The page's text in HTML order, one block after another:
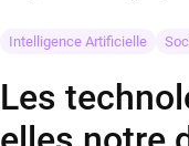
Intelligence Artificielle
Les